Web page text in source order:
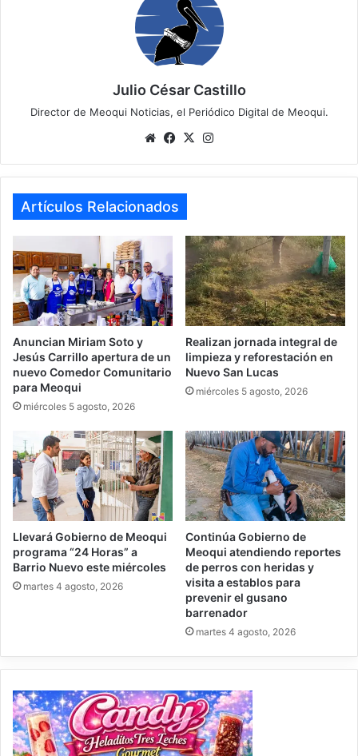
Julio César Castillo
Director de Meoqui Noticias, el Periódico Digital de Meoqui.
WebsiteFacebook
X
Artículos Relacionados
Anuncian Miriam Soto y
Jesús Carrillo apertura de un
nuevo Comedor Comunitario
para Meoqui
miércoles 5 agosto, 2026
Realizan jornada integral de
limpieza y reforestación en
Nuevo San Lucas
miércoles 5 agosto, 2026
Llevará Gobierno de Meoqui
programa “24 Horas” a
Barrio Nuevo este miércoles
martes 4 agosto, 2026
Continúa Gobierno de
Meoqui atendiendo reportes
de perros con heridas y
visita a establos para
prevenir el gusano
barrenador
martes 4 agosto, 2026